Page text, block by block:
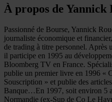
À propos de Yannick
Passionné de Bourse, Yannick
journaliste économique et
de trading à titre personnel. Après
il participe en 1995 au
Bloomberg TV en France.
publie un premier livre en 1996 «
Souscription » et publie des
Banque…En 1997, soit environ 5
Normandie (ex-Sup de Co Le